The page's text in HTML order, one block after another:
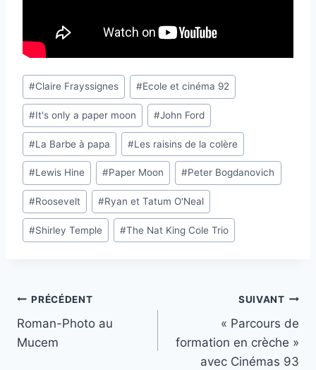
Étiquettes
de
la
publication :
#Claire Frayssignes #Ecole et cinéma 92
#It's only a paper moon #John Ford
#La Barbe à papa #Les raisins de la colère
#Lewis Hine #Paper Moon #Peter Bogdanovich
#Roosevelt #Ryan et Tatum O'Neal
#Shirley Temple #The Nat King Cole Trio
Navigation
de
PRÉCÉDENT
Roman-Photo au
Mucem
SUIVANT
« Parcours de
formation en crèche »
avec Cinémas 93